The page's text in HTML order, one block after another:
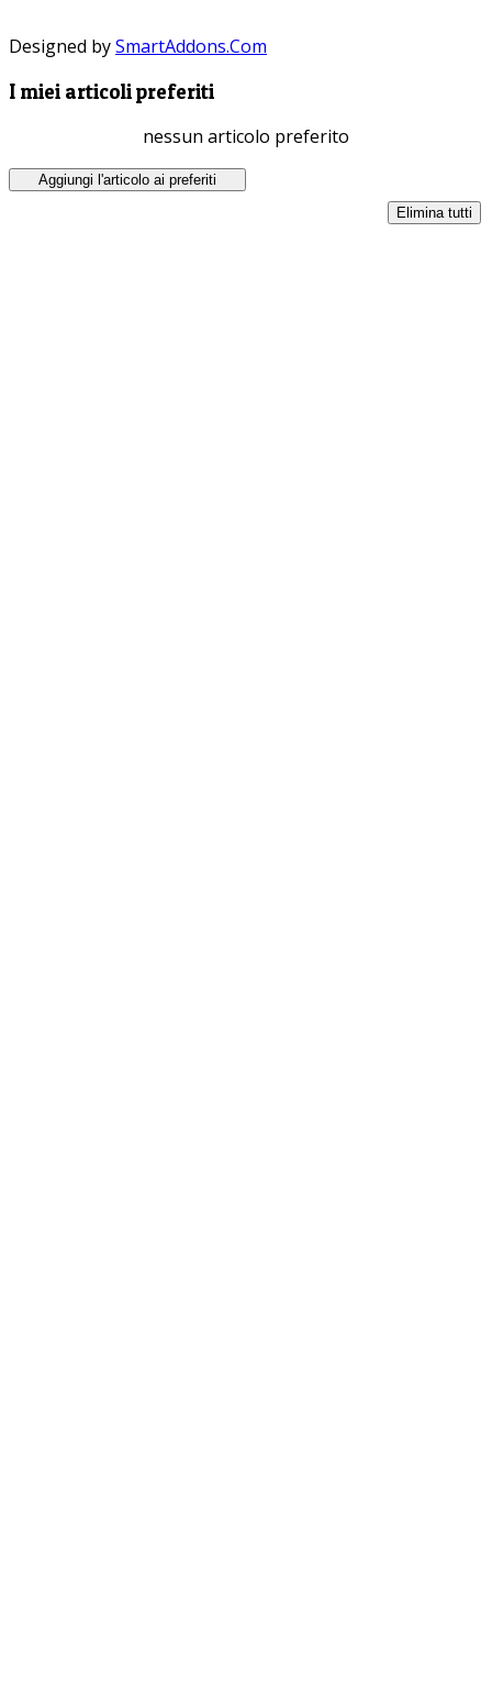
Designed bySmartAddons.Com
I miei articoli preferiti
nessun articolo preferito